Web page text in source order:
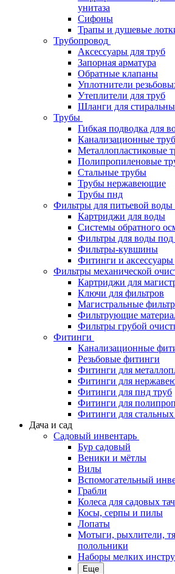
унитаза
Сифоны
Трапы и душевые
Трубопровод
Аксессуары для труб
Запорная арматура
Обратные клапаны
Уплотнители
Утеплители для труб
Шланги для
Трубы
Гибкая подводка для
Канализационные
Металлопластиковые
Полипропиленовые
Стальные трубы
Трубы нержавеющие
Трубы пнд
Фильтры для питьевой воды
Картриджи для воды
Системы обратного
Фильтры для воды
Фильтры-кувшины
Фитинги и аксессуары
Фильтры механической
Картриджи для
Ключи для фильтров
Магистральные
Фильтрующие
Фильтры грубой
Фитинги
Канализационные
Резьбовые фитинги
Фитинги для
Фитинги для
Фитинги для пнд труб
Фитинги для
Фитинги для стальных
Дача и сад
Садовый инвентарь
Бур садовый
Веники и мётлы
Вилы
Вспомогательный
Грабли
Колеса для садовых
Косы, серпы и пилы
Лопаты
Мотыги, рыхлители,
полольники
Наборы мелких
Еще